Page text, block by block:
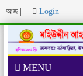
আজ Login
MENU